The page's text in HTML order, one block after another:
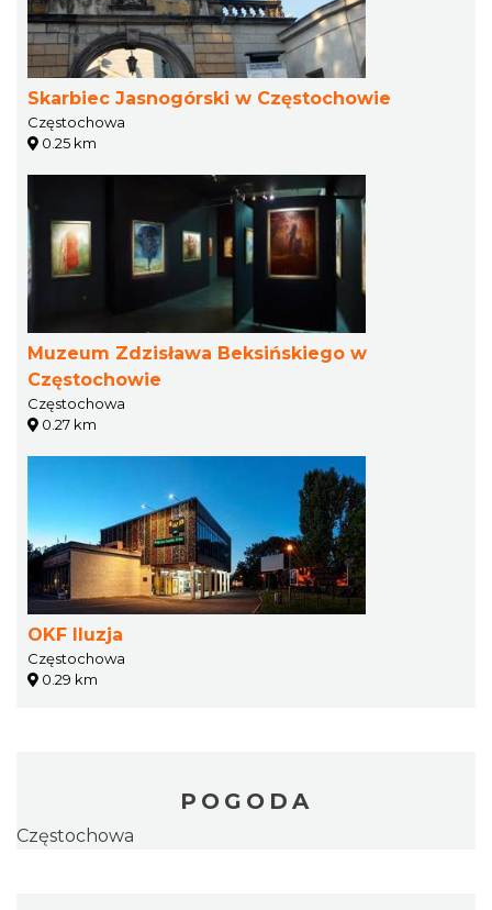
Skarbiec Jasnogórski w Częstochowie
Częstochowa
0.25 km
Muzeum Zdzisława Beksińskiego w
Częstochowie
Częstochowa
0.27 km
OKF Iluzja
Częstochowa
0.29 km
POGODA
Częstochowa